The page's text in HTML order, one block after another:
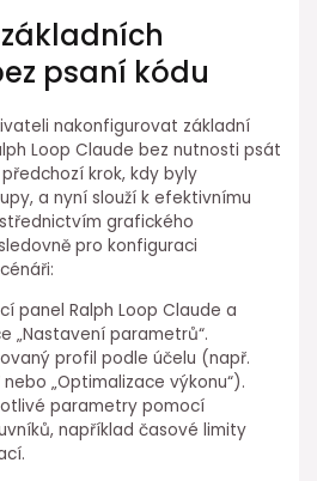
psaní kódu
nakonfigurovat základní
Loop Claude bez nutnosti psát
krok, kdy byly
a nyní slouží k⁣ efektivnímu⁢
grafického
pro konfiguraci
panel Ralph Loop Claude a
„Nastavení parametrů“.
⁣profil podle účelu (např.
nebo „Optimalizace výkonu“).
parametry pomocí
například časové limity